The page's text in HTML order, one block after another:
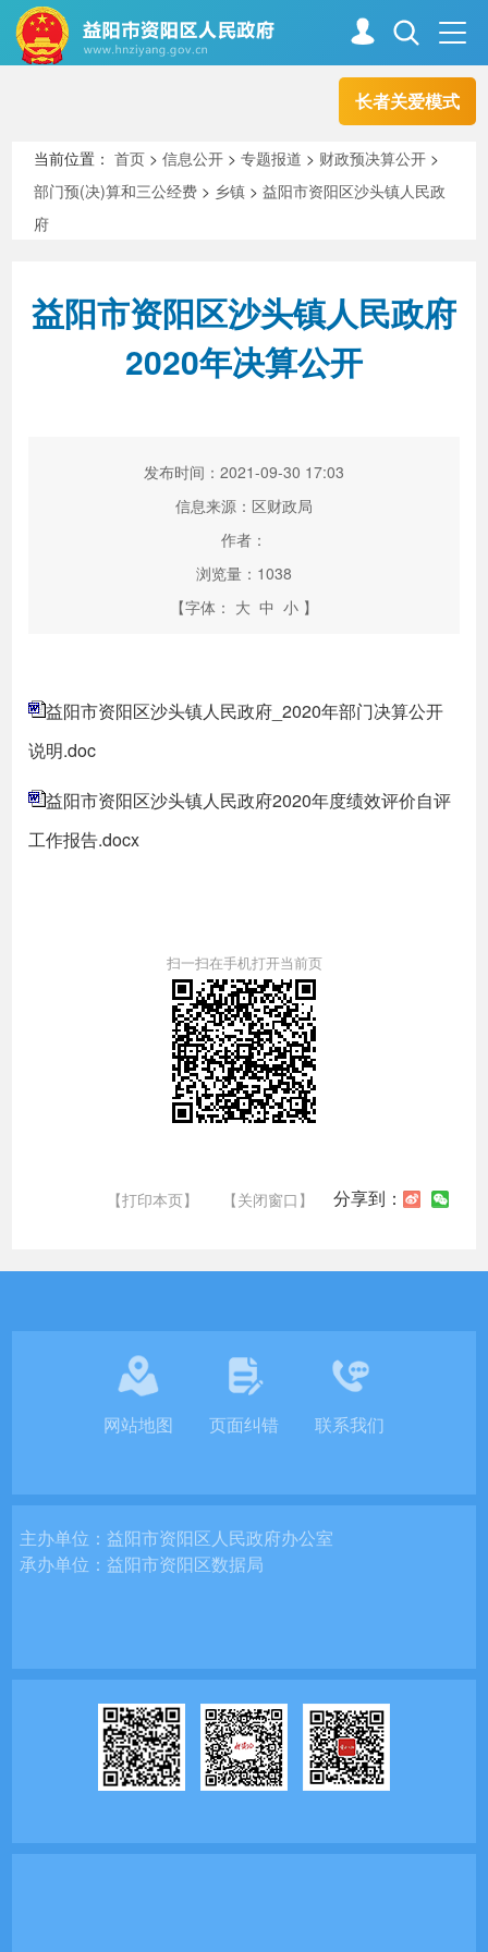
长者关爱模式
走进资阳
新闻中心 解读回应
互动交流
高效办成一件事
当前位置：首页 >信息公开 >专题报道 > 财政预决算公开 >
部门预(决)算和三公经费 > 乡镇 >益阳市资阳区沙头镇人民政
府
益阳市资阳区沙头镇人民政府
2020年决算公开
发布时间：2021-09-30 17:03
信息来源：区财政局
作者：
浏览量： 1038
【字体： 大 中 小 】
益阳市资阳区沙头镇人民政府_2020年部门决算公开
说明.doc
益阳市资阳区沙头镇人民政府2020年度绩效评价自评
工作报告.docx
扫一扫在手机打开当前页
【打印本页】 【关闭窗口】 分享到：
网站地图 页面纠错 联系我们
主办单位：益阳市资阳区人民政府办公室
承办单位：益阳市资阳区数据局